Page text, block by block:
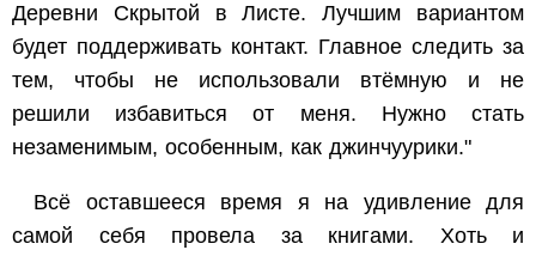
Деревни Скрытой в Листе. Лучшим вариантом
будет поддерживать контакт. Главное следить за
тем, чтобы не использовали втёмную и не
решили избавиться от меня. Нужно стать
незаменимым, особенным, как джинчуурики."
Всё оставшееся время я на удивление для
самой себя провела за книгами. Хоть и